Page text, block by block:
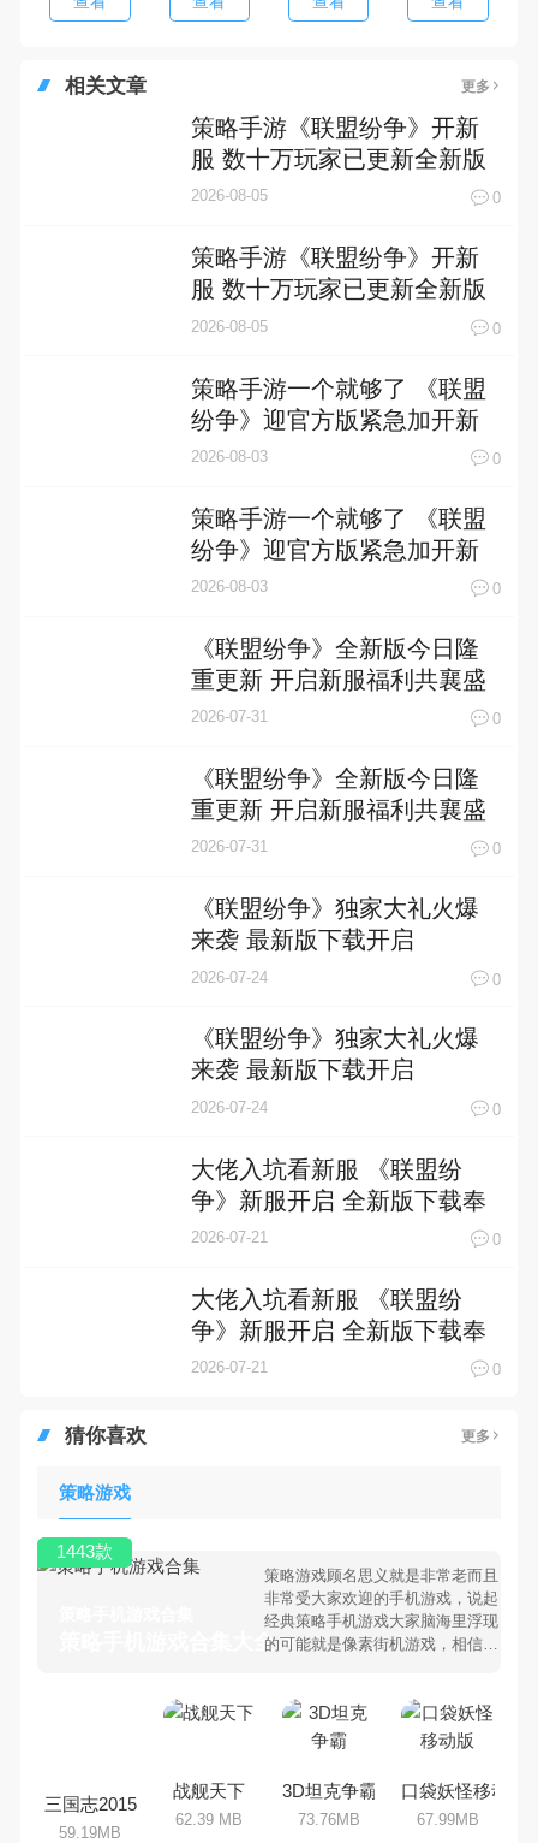
相关文章 更多
策略手游《联盟纷争》开新
服 数十万玩家已更新全新版
2026-08-05 0
策略手游《联盟纷争》开新
服 数十万玩家已更新全新版
2026-08-05 0
策略手游一个就够了 《联盟
纷争》迎官方版紧急加开新
服
2026-08-03 0
策略手游一个就够了 《联盟
纷争》迎官方版紧急加开新
服
2026-08-03 0
《联盟纷争》全新版今日隆
重更新 开启新服福利共襄盛
举
2026-07-31 0
《联盟纷争》全新版今日隆
重更新 开启新服福利共襄盛
举
2026-07-31 0
《联盟纷争》独家大礼火爆
来袭 最新版下载开启
2026-07-24 0
《联盟纷争》独家大礼火爆
来袭 最新版下载开启
2026-07-24 0
大佬入坑看新服 《联盟纷
争》新服开启 全新版下载奉
上
2026-07-21 0
大佬入坑看新服 《联盟纷
争》新服开启 全新版下载奉
上
2026-07-21 0
猜你喜欢 更多
策略游戏
策略手机游戏合集大全 >
策略游戏顾名思义就是非常老而且
非常受大家欢迎的手机游戏，说起
经典策略手机游戏大家脑海里浮现
的可能就是像素街机游戏，相信很
略手机游戏有哪些呢？游戏今天，
乐途下载站小编芒果味的怪咖给大
集，欢迎大家前来选择下载体验
1443款
三国志2015
59.19MB
战舰天下
62.39 MB
3D坦克争霸
73.76MB
口袋妖怪移动版
67.99MB